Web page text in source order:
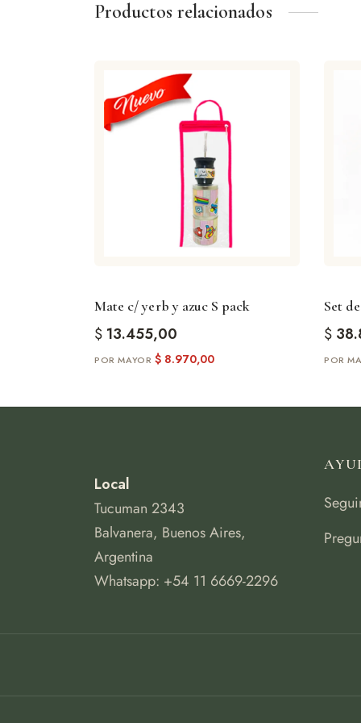
Productos relacionados
Mate c/ yerb y azuc S pack
$ 13.455,00
$ 8.970,00
Set
$
Local
Tucuman 2343
Balvanera, Buenos Aires,
Argentina
Whatsapp: +54 11 6669-2296